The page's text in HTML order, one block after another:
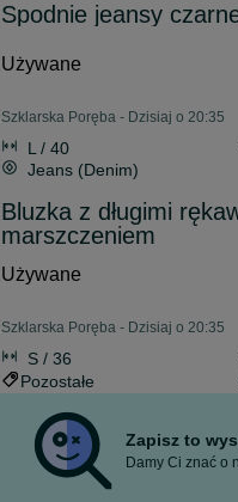
Spodnie jeansy
Używane
Szklarska Poręba - Dzisiaj o 20:35
L / 40
Jeans (Denim)
Bluzka z długimi
marszczeniem
Używane
Szklarska Poręba - Dzisiaj o 20:35
S / 36
Pozostałe
Zapisz to
Damy Ci znać o